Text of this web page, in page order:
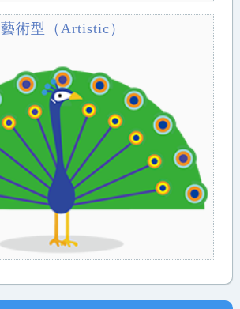
藝術型（Artistic）